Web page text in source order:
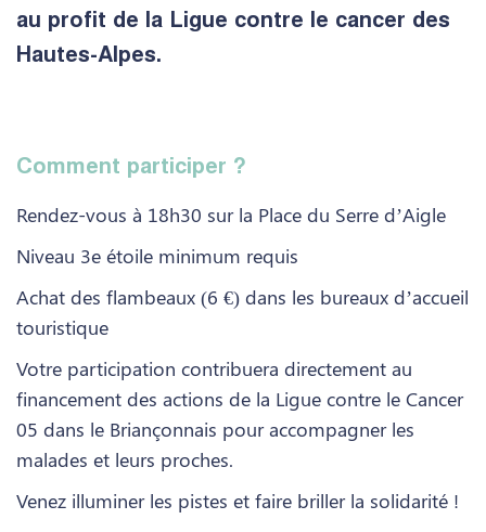
au profit de la Ligue contre le cancer des
Hautes-Alpes.
Comment participer ?
Rendez-vous à 18h30 sur la Place du Serre d’Aigle
Niveau 3e étoile minimum requis
Achat des flambeaux (6 €) dans les bureaux d’accueil
touristique
Votre participation contribuera directement au
financement des actions de la Ligue contre le Cancer
05 dans le Briançonnais pour accompagner les
malades et leurs proches.
Venez illuminer les pistes et faire briller la solidarité !